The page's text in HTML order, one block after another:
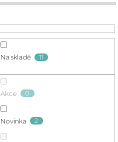
Na skladě 11
Akce 0
Novinka 2